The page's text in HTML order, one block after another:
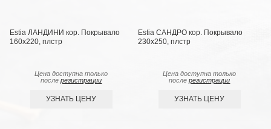
Estia ЛАНДИНИ кор. Покрывало
160х220, плстр
Цена доступна только
послерегистрации
УЗНАТЬ ЦЕНУ
Estia САНДРО кор. Покрывало
230х250, плстр
Цена доступна только
послерегистрации
УЗНАТЬ ЦЕНУ